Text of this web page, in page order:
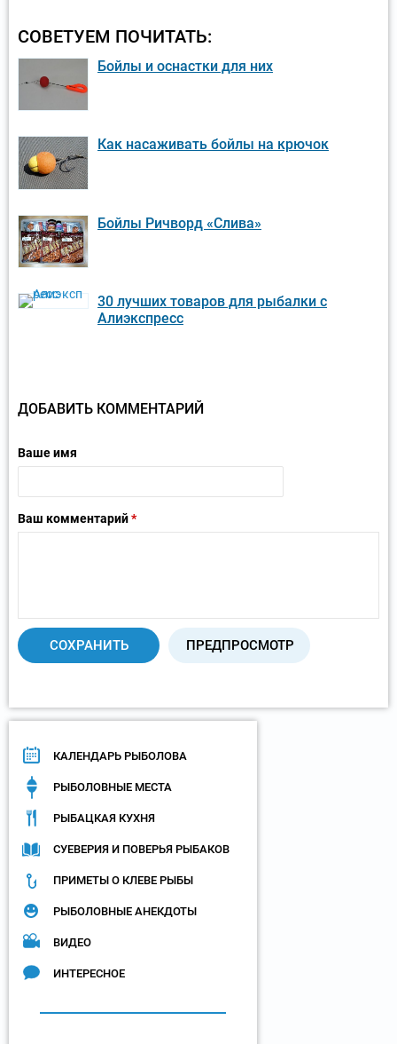
СОВЕТУЕМ ПОЧИТАТЬ:
Бойлы и оснастки для них
Как насаживать бойлы на крючок
Бойлы Ричворд «Слива»
30 лучших товаров для рыбалки с
Алиэкспресс
ДОБАВИТЬ КОММЕНТАРИЙ
Ваше имя
Ваш комментарий*
КАЛЕНДАРЬ РЫБОЛОВА
РЫБОЛОВНЫЕ МЕСТА
РЫБАЦКАЯ КУХНЯ
СУЕВЕРИЯ И ПОВЕРЬЯ РЫБАКОВ
ПРИМЕТЫ О КЛЕВЕ РЫБЫ
РЫБОЛОВНЫЕ АНЕКДОТЫ
ВИДЕО
ИНТЕРЕСНОЕ